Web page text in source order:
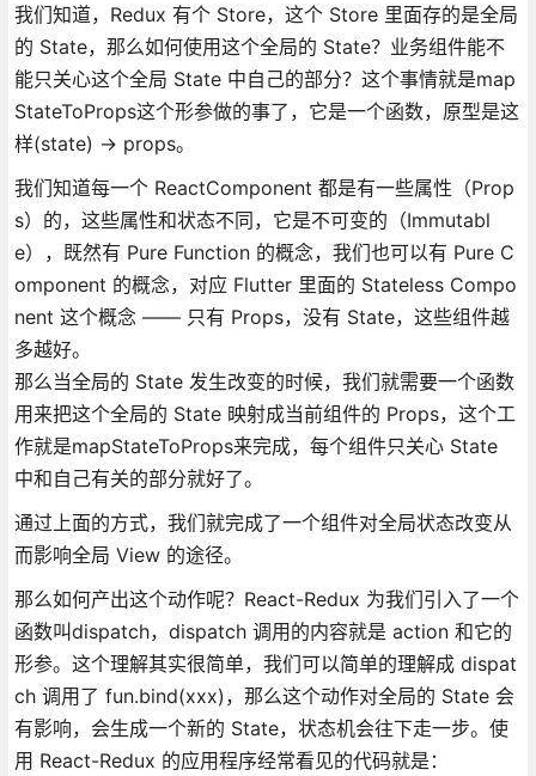
我们知道，Redux 有个 Store，这个 Store 里面存的是全局
的 State，那么如何使用这个全局的 State？业务组件能不
能只关心这个全局 State 中自己的部分？这个事情就是map
StateToProps这个形参做的事了，它是一个函数，原型是这
样(state) -> props。
我们知道每一个 ReactComponent 都是有一些属性（Prop
s）的，这些属性和状态不同，它是不可变的（Immutabl
e），既然有 Pure Function 的概念，我们也可以有 Pure C
omponent 的概念，对应 Flutter 里面的 Stateless Compo
nent 这个概念 —— 只有 Props，没有 State，这些组件越
多越好。
那么当全局的 State 发生改变的时候，我们就需要一个函数
用来把这个全局的 State 映射成当前组件的 Props，这个工
作就是mapStateToProps来完成，每个组件只关心 State
中和自己有关的部分就好了。
通过上面的方式，我们就完成了一个组件对全局状态改变从
而影响全局 View 的途径。
那么如何产出这个动作呢？React-Redux 为我们引入了一个
函数叫dispatch，dispatch 调用的内容就是 action 和它的
形参。这个理解其实很简单，我们可以简单的理解成 dispat
ch 调用了 fun.bind(xxx)，那么这个动作对全局的 State 会
有影响，会生成一个新的 State，状态机会往下走一步。使
用 React-Redux 的应用程序经常看见的代码就是：